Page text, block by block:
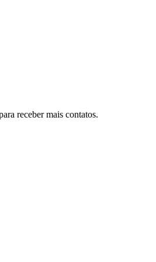
receber mais contatos.